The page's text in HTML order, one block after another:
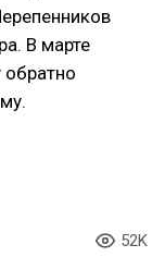
В марте
обратно
52K